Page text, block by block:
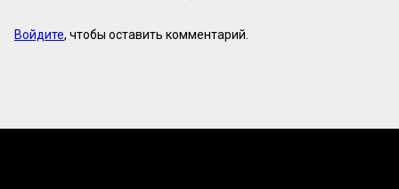
Войдите, чтобы оставить комментарий.